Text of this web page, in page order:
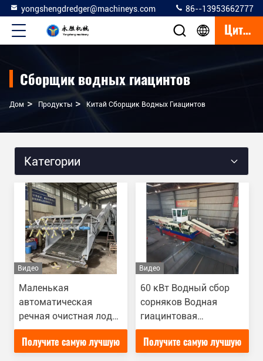
yongshengdredger@machineys.com 86--13953662777
Цитата
Сборщик водных гиацинтов
Дом > Продукты > Китай Сборщик Водных Гиацинтов
Категории
Видео
Маленькая
автоматическая
речная очистная лодка
Сборщик гиацинтов с
водой вместимостью 8
Получите самую лучшую
Видео
60 кВт Водный сбор
сорняков Водная
гиацинтовая
комбайны
предназначены для
Получите самую лучшую